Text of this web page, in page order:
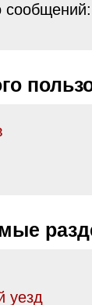
сообщений:
уезд